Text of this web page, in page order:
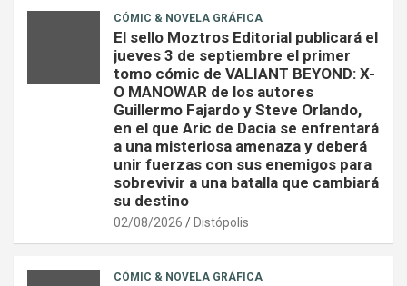
CÓMIC & NOVELA GRÁFICA
El sello Moztros Editorial publicará el
jueves 3 de septiembre el primer
tomo cómic de VALIANT BEYOND: X-
O MANOWAR de los autores
Guillermo Fajardo y Steve Orlando,
en el que Aric de Dacia se enfrentará
a una misteriosa amenaza y deberá
unir fuerzas con sus enemigos para
sobrevivir a una batalla que cambiará
su destino
02/08/2026 Distópolis
CÓMIC & NOVELA GRÁFICA